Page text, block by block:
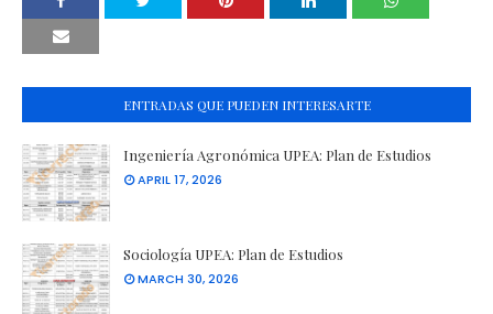
ENTRADAS QUE PUEDEN INTERESARTE
Ingeniería Agronómica UPEA: Plan de Estudios
APRIL 17, 2026
Sociología UPEA: Plan de Estudios
MARCH 30, 2026